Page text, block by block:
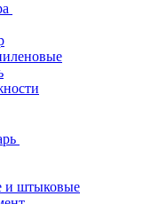
и штыковые